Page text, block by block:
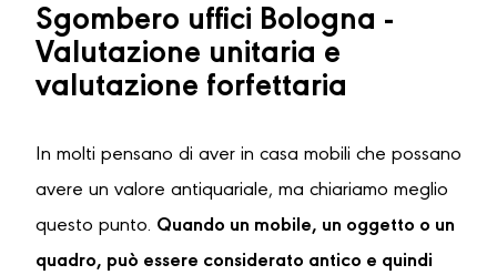
Sgombero uffici Bologna -
Valutazione unitaria e
valutazione forfettaria
In molti pensano di aver in casa mobili che possano
avere un valore antiquariale, ma chiariamo meglio
questo punto. Quando un mobile, un oggetto o un
quadro, può essere considerato antico e quindi